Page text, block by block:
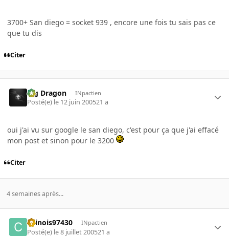
3700+ San diego = socket 939 , encore une fois tu sais pas ce
que tu dis
Citer
Big Dragon INpactien
Posté(e) le 12 juin 200521 a
oui j'ai vu sur google le san diego, c'est pour ça que j'ai effacé
mon post et sinon pour le 3200
Citer
4 semaines après...
chinois97430 INpactien
Posté(e) le 8 juillet 200521 a